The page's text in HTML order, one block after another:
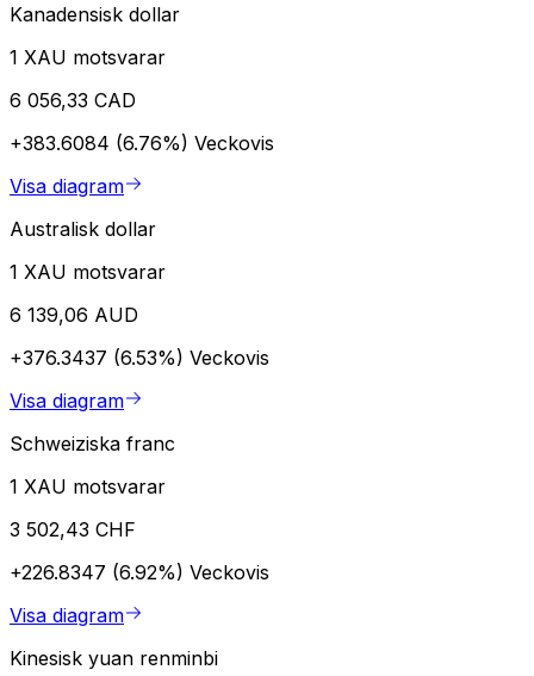
Kanadensisk dollar
1 XAU motsvarar
6 056,33 CAD
+383.6084 (6.76%) Veckovis
Visa diagram
Australisk dollar
1 XAU motsvarar
6 139,06 AUD
+376.3437 (6.53%) Veckovis
Visa diagram
Schweiziska franc
1 XAU motsvarar
3 502,43 CHF
+226.8347 (6.92%) Veckovis
Visa diagram
Kinesisk yuan renminbi